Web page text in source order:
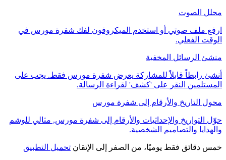
محلل الصوت
ارفع ملف صوتي أو استخدم الميكروفون لفك شفرة مورس في
الوقت الفعلي.
منشئ الرسائل المخفية
أنشئ رابطاً قابلاً للمشاركة يعرض شفرة مورس فقط. يجب على
المستلمين النقر على 'كشف' لقراءة الرسالة.
محول التاريخ والأرقام إلى شفرة مورس
حوّل التواريخ والإحداثيات والأرقام إلى شفرة مورس, مثالي للوشم
والهدايا والتصاميم الشخصية.
خمس دقائق فقط يوميًا، من الصفر إلى الإتقان تحميل التطبيق